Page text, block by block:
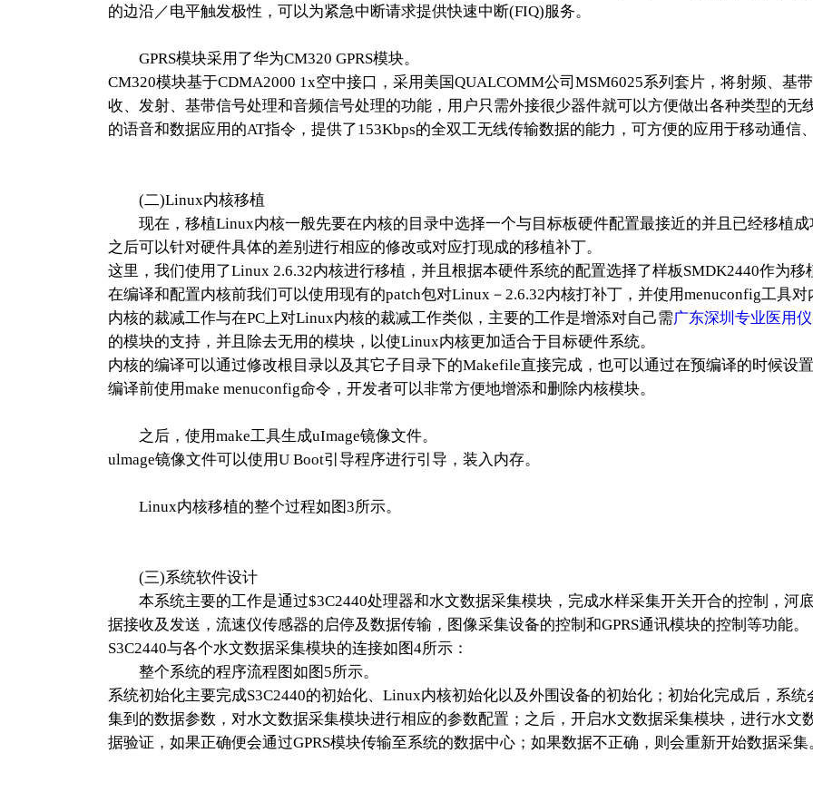
的边沿／电平触发极性，可以为紧急中断请求提供快速中断(FIQ)服务。
GPRS模块采用了华为CM320 GPRS模块。
CM320模块基于CDMA2000 1x空中接口，采用美国QUALCOMM公司MSM6025系列套片，将射频、基
收、发射、基带信号处理和音频信号处理的功能，用户只需外接很少器件就可以方便做出各种类型的无
的语音和数据应用的AT指令，提供了153Kbps的全双工无线传输数据的能力，可方便的应用于移动通信
(二)Linux内核移植
现在，移植Linux内核一般先要在内核的目录中选择一个与目标板硬件配置最接近的并且已经移植成
之后可以针对硬件具体的差别进行相应的修改或对应打现成的移植补丁。
这里，我们使用了Linux 2.6.32内核进行移植，并且根据本硬件系统的配置选择了样板SMDK2440作为移
在编译和配置内核前我们可以使用现有的patch包对Linux－2.6.32内核打补丁，并使用menuconfig工具对
内核的裁减工作与在PC上对Linux内核的裁减工作类似，主要的工作是增添对自己需广东深圳专业医用
的模块的支持，并且除去无用的模块，以使Linux内核更加适合于目标硬件系统。
内核的编译可以通过修改根目录以及其它子目录下的Makefile直接完成，也可以通过在预编译的时候设
编译前使用make menuconfig命令，开发者可以非常方便地增添和删除内核模块。
之后，使用make工具生成uImage镜像文件。
ulmage镜像文件可以使用U Boot引导程序进行引导，装入内存。
Linux内核移植的整个过程如图3所示。
(三)系统软件设计
本系统主要的工作是通过$3C2440处理器和水文数据采集模块，完成水样采集开关开合的控制，河
据接收及发送，流速仪传感器的启停及数据传输，图像采集设备的控制和GPRS通讯模块的控制等功能。
S3C2440与各个水文数据采集模块的连接如图4所示：
整个系统的程序流程图如图5所示。
系统初始化主要完成S3C2440的初始化、Linux内核初始化以及外围设备的初始化；初始化完成后，系
集到的数据参数，对水文数据采集模块进行相应的参数配置；之后，开启水文数据采集模块，进行水文
据验证，如果正确便会通过GPRS模块传输至系统的数据中心；如果数据不正确，则会重新开始数据采集